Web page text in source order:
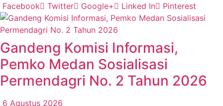
Facebook Twitter Google+ Linked In Pinterest
Gandeng Komisi Informasi,
Pemko Medan Sosialisasi
Permendagri No. 2 Tahun 2026
6 Agustus 2026